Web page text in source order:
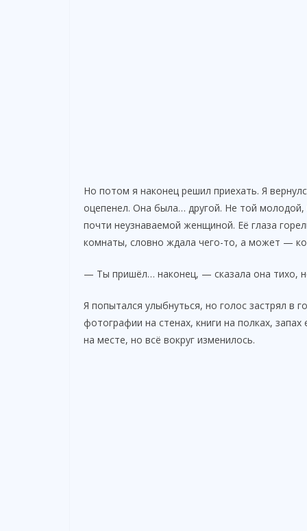
Но потом я наконец решил приехать. Я
оцепенел. Она была… другой. Не той
почти неузнаваемой женщиной. Её глаза
комнаты, словно ждала чего-то, а может —
— Ты пришёл… наконец, — сказала она тихо,
Я попытался улыбнуться, но голос застрял в
фотографии на стенах, книги на полках,
на месте, но всё вокруг изменилось.